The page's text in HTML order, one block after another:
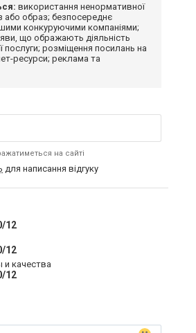
використання ненормативної
або образ; безпосереднє
конкуруючими компаніями;
що ображають діяльність
послуги; розміщення посилань на
ресурси; реклама та
на сайті
для написання відгуку
12
12
качества
12